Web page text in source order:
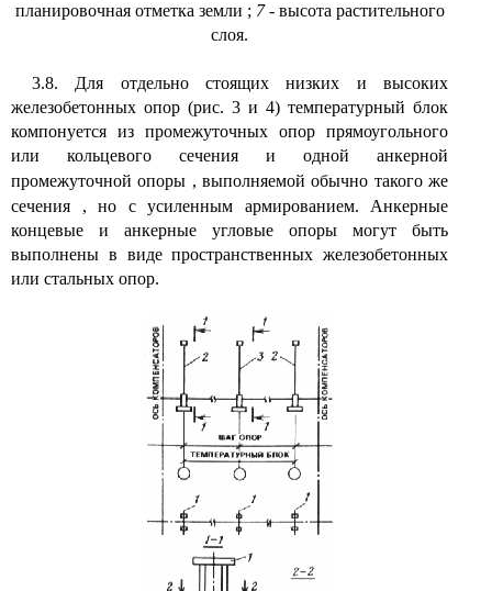
планировочная отметка земли ; 7- высота растительного
слоя.
3.8. Для отдельно стоящих низких и высоких
железобетонных опор (рис. 3 и 4) температурный блок
компонуется из промежуточных опор прямоугольного
или кольцевого сечения и одной анкерной
промежуточной опоры , выполняемой обычно такого же
сечения
,
но с усиленным армированием. Анкерные
концевые и анкерные угловые опоры могут быть
выполнены в виде пространственных железобетонных
или стальных опор.